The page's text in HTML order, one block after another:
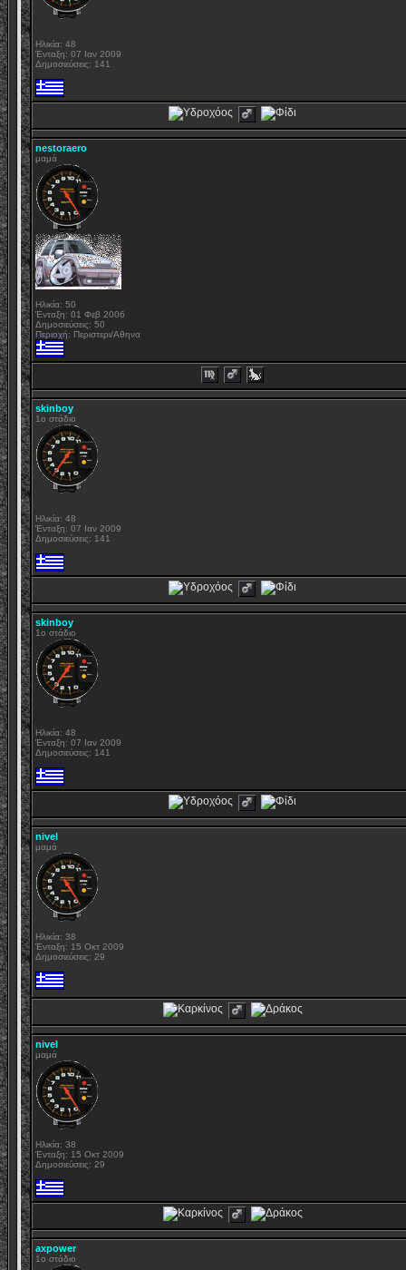
Ηλικία: 48
Ένταξη: 07 Ιαν 2009
Δημοσιεύσεις: 141
nestoraero
μαμά
Ηλικία: 50
Ένταξη: 01 Φεβ 2006
Δημοσιεύσεις: 50
Περιοχή: Περιστερι/Αθηνα
skinboy
1o στάδιο
Ηλικία: 48
Ένταξη: 07 Ιαν 2009
Δημοσιεύσεις: 141
skinboy
1o στάδιο
Ηλικία: 48
Ένταξη: 07 Ιαν 2009
Δημοσιεύσεις: 141
nivel
μαμά
Ηλικία: 38
Ένταξη: 15 Οκτ 2009
Δημοσιεύσεις: 29
nivel
μαμά
Ηλικία: 38
Ένταξη: 15 Οκτ 2009
Δημοσιεύσεις: 29
axpower
1o στάδιο